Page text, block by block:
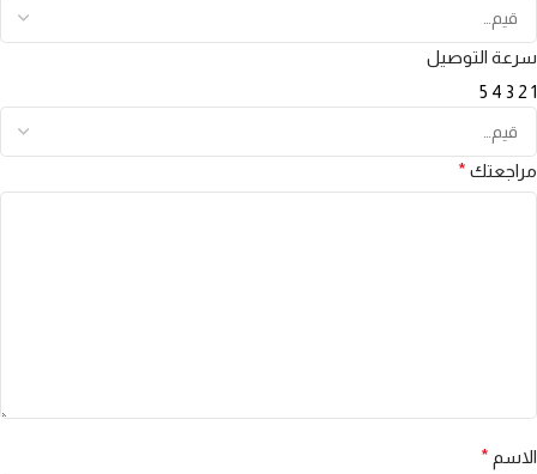
سرعة التوصيل
1
2
3
4
5
مراجعتك *
الاسم *